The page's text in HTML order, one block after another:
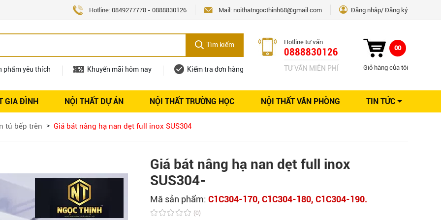
Hotline: 0849277778 - 0888830126 Mail: noithatngocthinh68@gmail.com Đăng nhập Đăng ký
Tìm kiếm
phẩm yêu thích Khuyến mãi hôm nay Kiểm tra đơn hàng
Hotline tư vấn
0888830126
TƯ VẤN MIỄN PHÍ
00
Giỏ hàng của tôi
GIA ĐÌNH NỘI THẤT DỰ ÁN NỘI THẤT TRƯỜNG HỌC NỘI THẤT VĂN PHÒNG TIN TỨC
thất
Giải pháp thiết kế
tủ bếp trên Giá bát nâng hạ nan dẹt full inox SUS304
Giá bát nâng hạ nan dẹt full inox
SUS304-
Mã sản phẩm:C1C304-170, C1C304-180, C1C304-190.
(0)